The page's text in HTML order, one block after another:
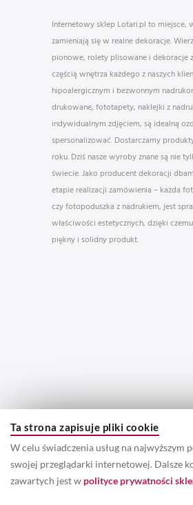
Ta strona zapisuje pliki cookie
W celu świadczenia usług na
swojej przeglądarki internetowej. Dalsze
zawartych jest w polityce prywatności
Internetowy sklep Lotari.pl to miejsce,
zamieniają się w realne dekoracje.
pionowe, rolety plisowane i dekoracje
częścią wnętrza każdego z naszych
hipoalergicznym i bezwonnym
drukowane, fototapety, naklejki z
indywidualnym zdjęciem, są idealną
spersonalizować. Dostarczamy
roku. Dziś nasze wyroby znane są nie
świecie. Jako producent dekoracji
etapie realizacji zamówienia – każda
czy fotopoduszka z nadrukiem, jest
właściwości estetycznych, dzięki
piękny i solidny produkt.
© 2022 Prawa autorskie do